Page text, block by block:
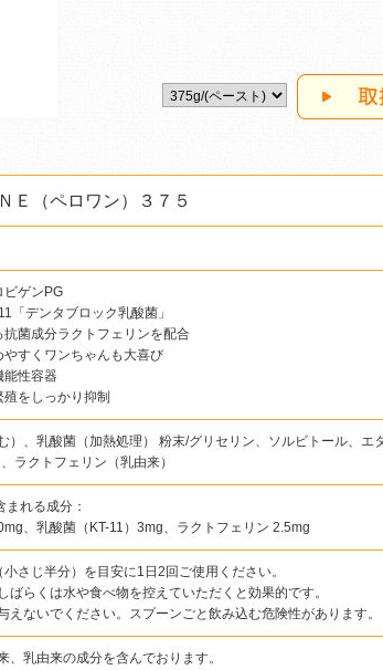
Ｅ（ペロワン）３７５
ビゲンPG
「デンタブロック乳酸菌」
菌成分ラクトフェリンを配合
やすくワンちゃんも大喜び
能性容器
をしっかり抑制
）、乳酸菌（加熱処理） 粉末/グリセリン、ソルビトール、エ
ラクトフェリン（乳由来）
れる成分：
、乳酸菌（KT-11）3mg、ラクトフェリン 2.5mg
さじ半分）を目安に1日2回ご使用ください。
らくは水や食べ物を控えていただくと効果的です。
ないでください。スプーンごと飲み込む危険性があります。
、乳由来の成分を含んでおります。